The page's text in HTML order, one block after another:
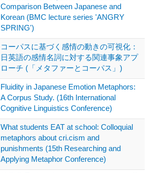
Comparison Between Japanese and
Korean (BMC lecture series 'ANGRY
SPRING')
コーパスに基づく感情の動きの可視化：
日英語の感情名詞に対する関連事象アプ
ローチ (「メタファーとコーパス」)
Fluidity in Japanese Emotion Metaphors:
A Corpus Study. (16th International
Cognitive Linguistics Conference)
What students EAT at school: Colloquial
metaphors about cri.cism and
punishments (15th Researching and
Applying Metaphor Conference)